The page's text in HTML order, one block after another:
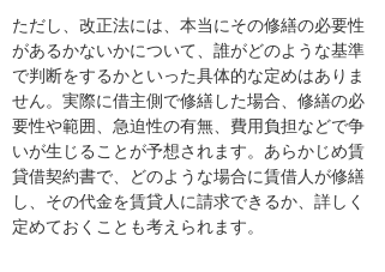
ただし、改正法には、本当にその修繕の必要性
があるかないかについて、誰がどのような基準
で判断をするかといった具体的な定めはありま
せん。実際に借主側で修繕した場合、修繕の必
要性や範囲、急迫性の有無、費用負担などで争
いが生じることが予想されます。あらかじめ賃
貸借契約書で、どのような場合に賃借人が修繕
し、その代金を賃貸人に請求できるか、詳しく
定めておくことも考えられます。